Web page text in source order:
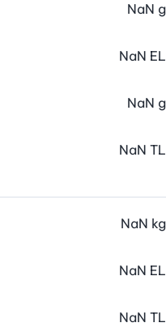
NaN g
NaN EL
NaN g
NaN TL
NaN kg
NaN EL
NaN TL